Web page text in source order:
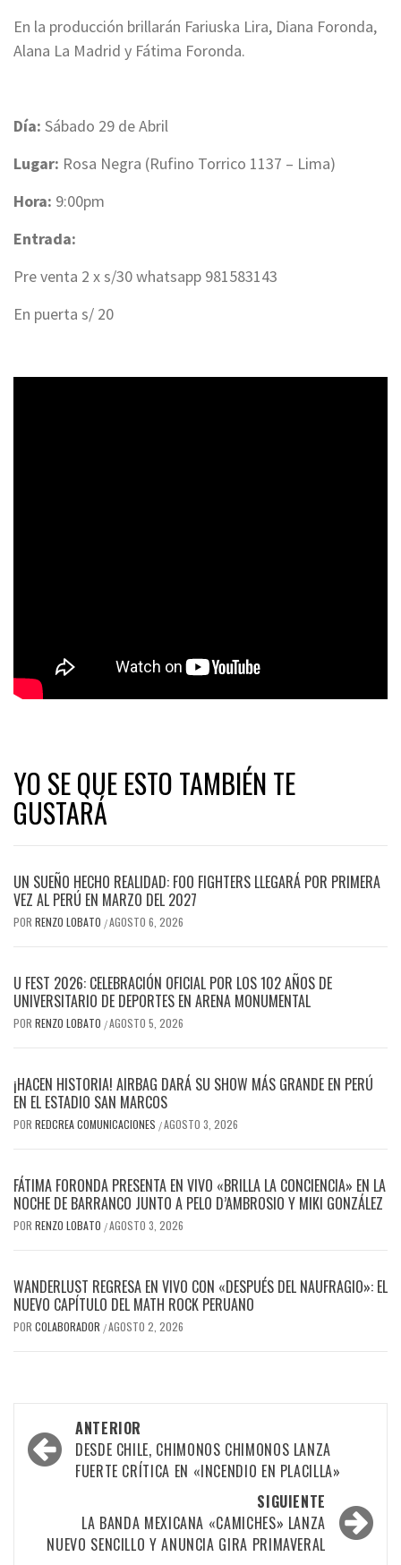
En la producción brillarán Fariuska Lira, Diana Foronda,
Alana La Madrid y Fátima Foronda.
Día: Sábado 29 de Abril
Lugar: Rosa Negra (Rufino Torrico 1137 – Lima)
Hora: 9:00pm
Entrada:
Pre venta 2 x s/30 whatsapp 981583143
En puerta s/ 20
YO SE QUE ESTO TAMBIÉN TE
GUSTARÁ
UN SUEÑO HECHO REALIDAD: FOO FIGHTERS LLEGARÁ POR PRIMERA
VEZ AL PERÚ EN MARZO DEL 2027
POR RENZO LOBATO /AGOSTO 6, 2026
U FEST 2026: CELEBRACIÓN OFICIAL POR LOS 102 AÑOS DE
UNIVERSITARIO DE DEPORTES EN ARENA MONUMENTAL
POR RENZO LOBATO /AGOSTO 5, 2026
¡HACEN HISTORIA! AIRBAG DARÁ SU SHOW MÁS GRANDE EN PERÚ
EN EL ESTADIO SAN MARCOS
POR REDCREA COMUNICACIONES /AGOSTO 3, 2026
FÁTIMA FORONDA PRESENTA EN VIVO «BRILLA LA CONCIENCIA» EN LA
NOCHE DE BARRANCO JUNTO A PELO D’AMBROSIO Y MIKI GONZÁLEZ
POR RENZO LOBATO /AGOSTO 3, 2026
WANDERLUST REGRESA EN VIVO CON «DESPUÉS DEL NAUFRAGIO»: EL
NUEVO CAPÍTULO DEL MATH ROCK PERUANO
POR COLABORADOR /AGOSTO 2, 2026
Navegación
por
entradas
ANTERIOR
DESDE CHILE, CHIMONOS CHIMONOS LANZA
FUERTE CRÍTICA EN «INCENDIO EN PLACILLA»
SIGUIENTE
LA BANDA MEXICANA «CAMICHES» LANZA
NUEVO SENCILLO Y ANUNCIA GIRA PRIMAVERAL